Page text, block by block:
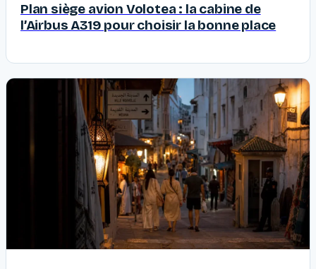
Plan siège avion Volotea : la cabine de
l’Airbus A319 pour choisir la bonne place